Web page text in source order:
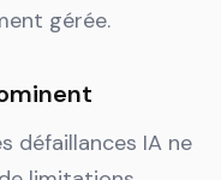
gérée.
défaillances IA ne